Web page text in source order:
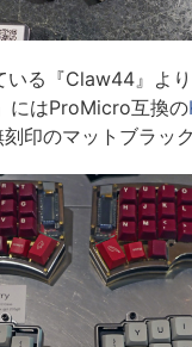
いる『Claw44』よ
にはProMicro互換の
印のマットブラッ